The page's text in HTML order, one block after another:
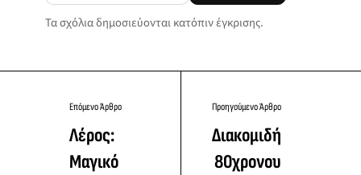
Τα σχόλια δημοσιεύονται κατόπιν έγκρισης.
Επόμενο Άρθρο
Λέρος:
Μαγικό
Προηγούμενο Άρθρο
Διακομιδή
80χρονου